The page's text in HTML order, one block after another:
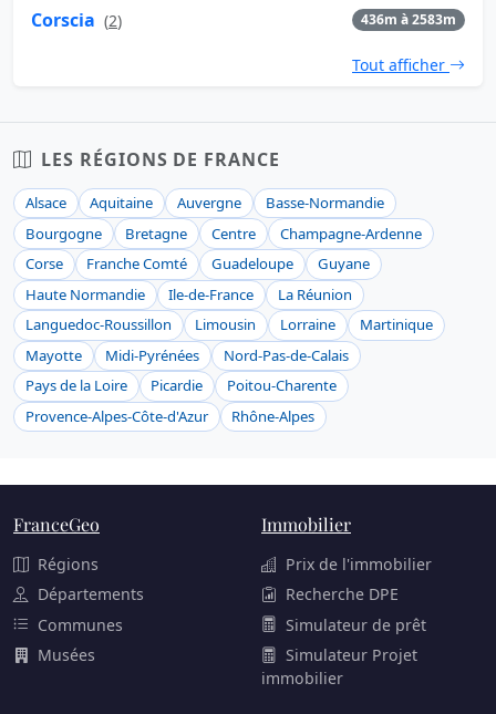
Corscia (2) 436m à 2583m
Tout afficher
LES RÉGIONS DE FRANCE
Alsace Aquitaine Auvergne
Basse-Normandie
Bourgogne
Bretagne Centre
Champagne-Ardenne
Corse
Franche Comté Guadeloupe
Guyane
Haute Normandie
Ile-de-France
La Réunion
Languedoc-Roussillon
Limousin Lorraine
Martinique
Mayotte
Midi-Pyrénées
Nord-Pas-de-Calais
Pays de la Loire
Picardie
Poitou-Charente
Provence-Alpes-Côte-d'Azur
Rhône-Alpes
FranceGeo
Régions
Départements
Communes
Musées
Immobilier
Prix de l'immobilier
Recherche DPE
Simulateur de prêt
Simulateur Projet
immobilier